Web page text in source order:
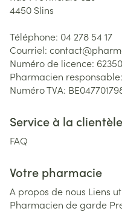
4450 Slins
Téléphone: 04 278 54 17
Courriel: contact@
Numéro de licence:
Pharmacien responsable:
Numéro TVA:
Service à la clientèle
FAQ
Votre pharmacie
A propos de nous Liens
Pharmacien de garde